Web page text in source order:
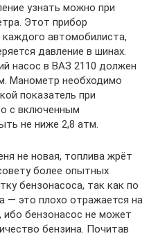
узнать можно при
Этот прибор
каждого автомобилиста,
давление в шинах.
насос в ВАЗ 2110 должен
Манометр необходимо
показатель при
с включенным
не ниже 2,8 атм.
не новая, топлива жрёт
более опытных
бензонасоса, так как по
— это плохо отражается на
ибо бензонасос не может
бензина. Почитав